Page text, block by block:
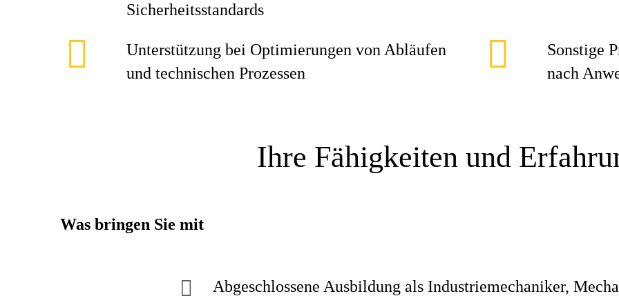
Sicherheitsstandards
Unterstützung bei Optimierungen von Abläufen
und technischen Prozessen
Sonstige
nach
Ihre Fähigkeiten und
Was bringen Sie mit
Abgeschlossene Ausbildung als Industriemechaniker,